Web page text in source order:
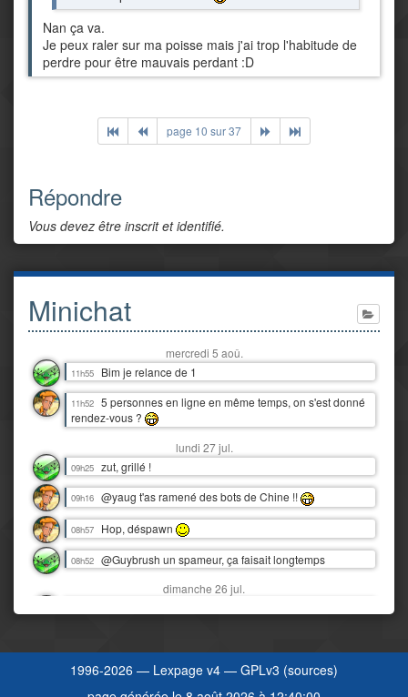
Nan ça va.
Je peux raler sur ma poisse mais j'ai trop l'habitude de
perdre pour être mauvais perdant :D
page 10 sur 37
Répondre
Vous devez être inscrit et identifié.
Minichat
mercredi 5 aoû.
11h55 Bim je relance de 1
11h52 5 personnes en ligne en même temps, on s'est donné
rendez-vous ?
lundi 27 jul.
09h25 zut, grillé !
09h16 @yaug t'as ramené des bots de Chine !!
08h57 Hop, déspawn
08h52 @Guybrush un spameur, ça faisait longtemps
dimanche 26 jul.
J'étais moins heureux que quand c'était juste de la pluie ! :D
samedi 25 jul.
1996-2026 — Lexpage v4 — GPLv3 (sources)